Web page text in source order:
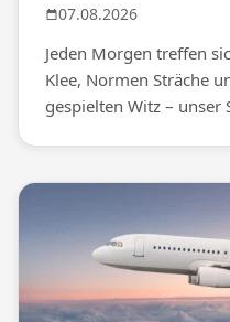
07.08.2026
Jeden Morgen treffen
Klee, Normen Sträche
gespielten Witz – unser